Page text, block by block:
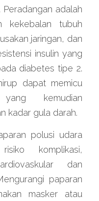
adalah
kekebalan tubuh
jaringan, dan
insulin yang
diabetes tipe 2.
dapat memicu
kemudian
kadar gula darah.
polusi udara
komplikasi,
dan
paparan
masker atau